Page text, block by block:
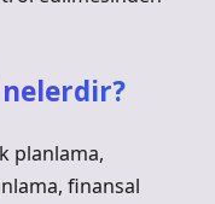
planlama,
finansal